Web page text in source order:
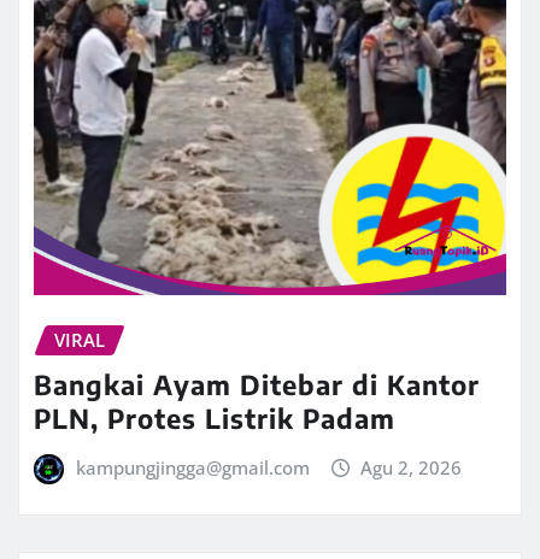
VIRAL
Bangkai Ayam Ditebar di Kantor
PLN, Protes Listrik Padam
kampungjingga@gmail.com Agu 2, 2026